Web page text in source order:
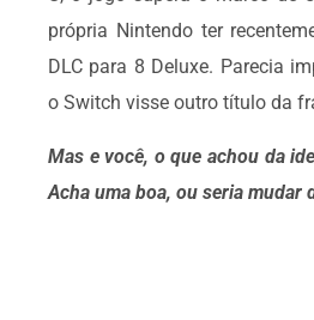
própria Nintendo ter
DLC para 8 Deluxe. Parecia
o Switch visse outro título da
Mas e você, o que achou da
Acha uma boa, ou seria mudar